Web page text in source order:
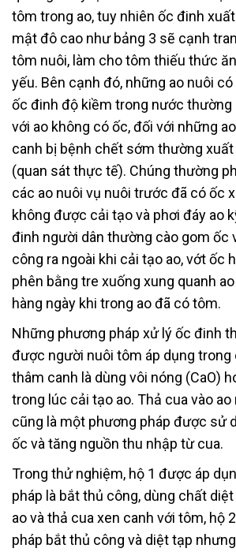
tôm trong ao, tuy nhiên ốc đinh
mật đô cao như bảng 3 sẽ cạnh
tôm nuôi, làm cho tôm thiếu thức
yếu. Bên cạnh đó, những ao nuôi
ốc đinh độ kiềm trong nước
với ao không có ốc, đối với những
canh bị bệnh chết sớm thường
(quan sát thực tế). Chúng thường
các ao nuôi vụ nuôi trước đã có ốc
không được cải tạo và phơi đáy ao
đinh người dân thường cào gom ốc
công ra ngoài khi cải tạo ao, vớt ốc
phên bằng tre xuống xung quanh
hàng ngày khi trong ao đã có tôm.
Những phương pháp xử lý ốc đinh
được người nuôi tôm áp dụng trong
thâm canh là dùng vôi nóng (CaO)
trong lúc cải tạo ao. Thả cua vào
cũng là một phương pháp được sử
ốc và tăng nguồn thu nhập từ cua.
Trong thử nghiệm, hộ 1 được áp
pháp là bắt thủ công, dùng chất
ao và thả cua xen canh với tôm, hộ
pháp bắt thủ công và diệt tạp